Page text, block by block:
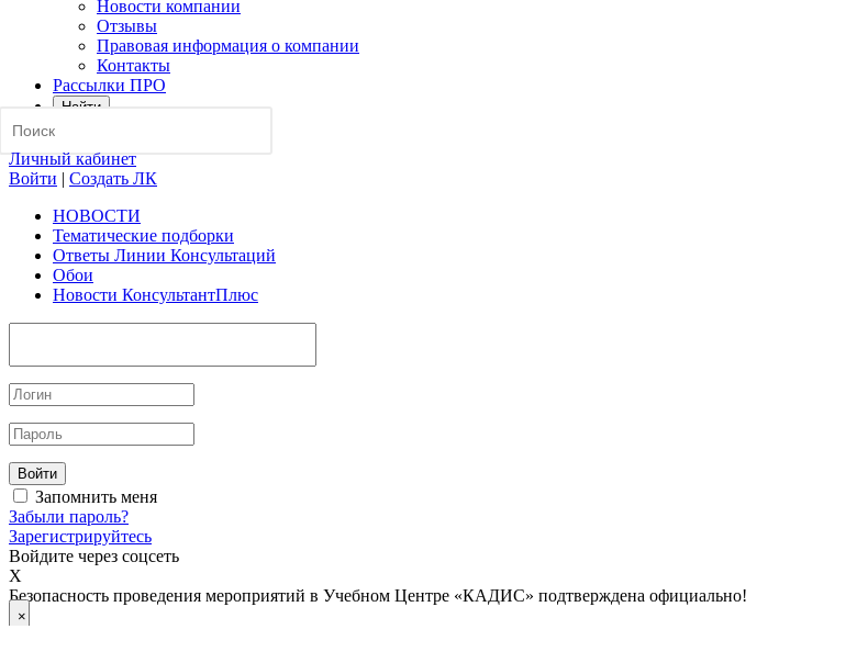
Новости компании
Отзывы
Правовая информация о компании
Контакты
Рассылки ПРО
Найти
Личный кабинет
Войти | Создать ЛК
НОВОСТИ
Тематические подборки
Ответы Линии Консультаций
Обои
Новости КонсультантПлюс
Войти
Запомнить меня
Забыли пароль?
Зарегистрируйтесь
Войдите через соцсеть
X
Безопасность проведения мероприятий в Учебном Центре «КАДИС» подтверждена официально!
×